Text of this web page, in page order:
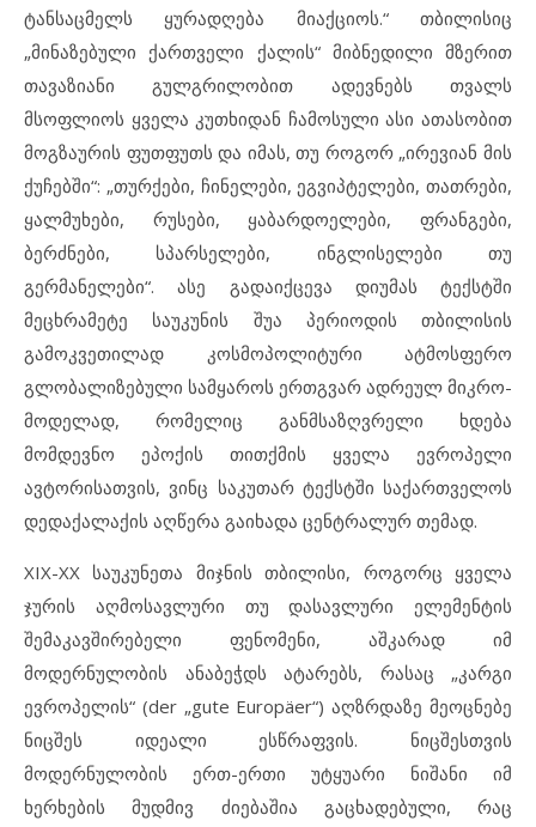
ტანსაცმელს ყურადღება მიაქციოს.“ თბილისიც
„მინაზებული ქართველი ქალის“ მიბნედილი მზერით
თავაზიანი გულგრილობით ადევნებს თვალს
მსოფლიოს ყველა კუთხიდან ჩამოსული ასი ათასობით
მოგზაურის ფუთფუთს და იმას, თუ როგორ „ირევიან მის
ქუჩებში“: „თურქები, ჩინელები, ეგვიპტელები, თათრები,
ყალმუხები, რუსები, ყაბარდოელები, ფრანგები,
ბერძნები, სპარსელები, ინგლისელები თუ
გერმანელები“. ასე გადაიქცევა დიუმას ტექსტში
მეცხრამეტე საუკუნის შუა პერიოდის თბილისის
გამოკვეთილად კოსმოპოლიტური ატმოსფერო
გლობალიზებული სამყაროს ერთგვარ ადრეულ მიკრო-
მოდელად, რომელიც განმსაზღვრელი ხდება
მომდევნო ეპოქის თითქმის ყველა ევროპელი
ავტორისათვის, ვინც საკუთარ ტექსტში საქართველოს
დედაქალაქის აღწერა გაიხადა ცენტრალურ თემად.
XIX-XX საუკუნეთა მიჯნის თბილისი, როგორც ყველა
ჯურის აღმოსავლური თუ დასავლური ელემენტის
შემაკავშირებელი ფენომენი, აშკარად იმ
მოდერნულობის ანაბეჭდს ატარებს, რასაც „კარგი
ევროპელის“ (der „gute Europäer“) აღზრდაზე მეოცნებე
ნიცშეს იდეალი ესწრაფვის. ნიცშესთვის
მოდერნულობის ერთ-ერთი უტყუარი ნიშანი იმ
ხერხების მუდმივ ძიებაშია გაცხადებული, რაც